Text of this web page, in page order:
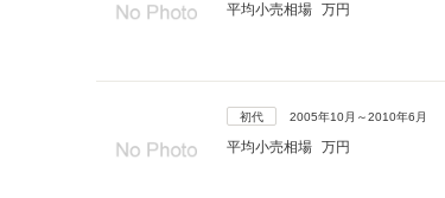
平均小売相場 万円
初代 2005年10月～2010年6月
平均小売相場 万円